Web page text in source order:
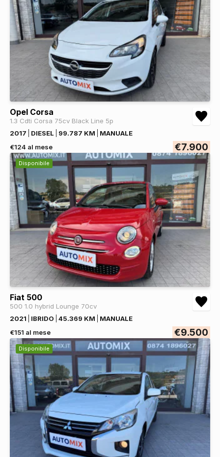
Opel Corsa
1.3 Cdti Corsa 75cv Black Line 5p
2017
DIESEL 99.787 KM
MANUALE
€124 al mese
€7.900
Disponibile
Fiat 500
500 1.0 hybrid Lounge 70cv
2021
IBRIDO 45.369 KM
MANUALE
€151 al mese
€9.500
Disponibile